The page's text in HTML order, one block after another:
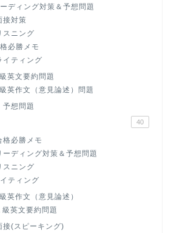
ディング対策＆予想問題
接対策
スニング
必勝メモ
イティング
英文要約問題
英作文（意見論述）問題
予想問題
40
格必勝メモ
ーディング対策＆予想問題
スニング
ティング
英作文（意見論述）
級英文要約問題
接(スピーキング)